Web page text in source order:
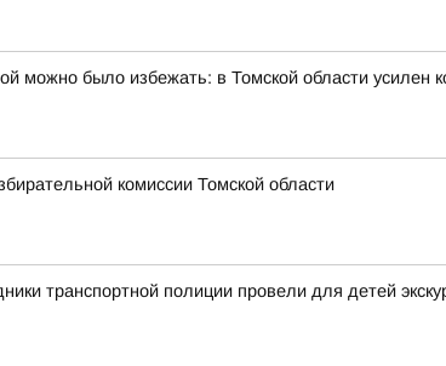
можно было избежать: в Томской области усилен
комиссии Томской области
транспортной полиции провели для детей